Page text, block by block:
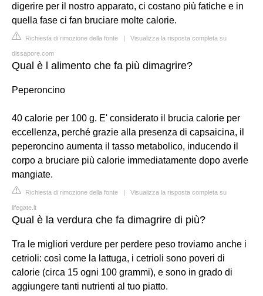
digerire per il nostro apparato, ci costano più fatiche e in
quella fase ci fan bruciare molte calorie.
Richiesta di rimozione della fonte | Visualizza la risposta completa su
dissapore.com
Qual è l alimento che fa più dimagrire?
Peperoncino
40 calorie per 100 g. E' considerato il brucia calorie per
eccellenza, perché grazie alla presenza di capsaicina, il
peperoncino aumenta il tasso metabolico, inducendo il
corpo a bruciare più calorie immediatamente dopo averle
mangiate.
Richiesta di rimozione della fonte | Visualizza la risposta completa su
lifegate.it
Qual è la verdura che fa dimagrire di più?
Tra le migliori verdure per perdere peso troviamo anche i
cetrioli: così come la lattuga, i cetrioli sono poveri di
calorie (circa 15 ogni 100 grammi), e sono in grado di
aggiungere tanti nutrienti al tuo piatto.